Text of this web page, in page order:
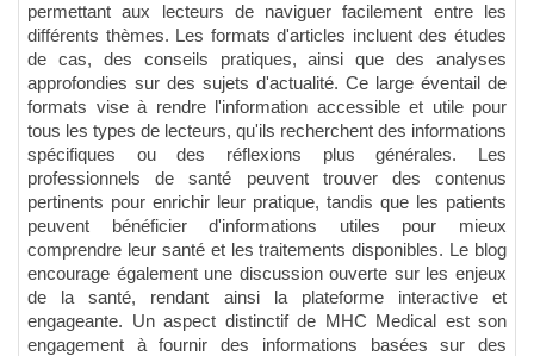
permettant aux lecteurs de naviguer facilement entre les
différents thèmes. Les formats d'articles incluent des études
de cas, des conseils pratiques, ainsi que des analyses
approfondies sur des sujets d'actualité. Ce large éventail de
formats vise à rendre l'information accessible et utile pour
tous les types de lecteurs, qu'ils recherchent des informations
spécifiques ou des réflexions plus générales. Les
professionnels de santé peuvent trouver des contenus
pertinents pour enrichir leur pratique, tandis que les patients
peuvent bénéficier d'informations utiles pour mieux
comprendre leur santé et les traitements disponibles. Le blog
encourage également une discussion ouverte sur les enjeux
de la santé, rendant ainsi la plateforme interactive et
engageante. Un aspect distinctif de MHC Medical est son
engagement à fournir des informations basées sur des